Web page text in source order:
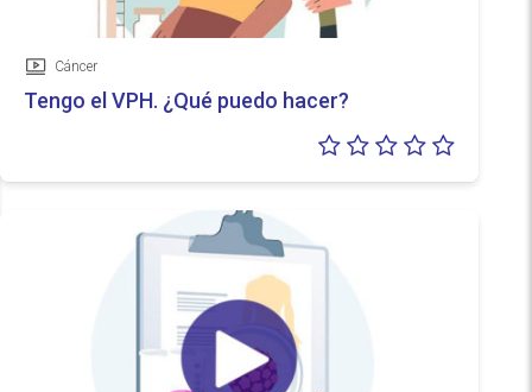
Vídeo
Cáncer
Tengo el VPH. ¿Qué puedo hacer?